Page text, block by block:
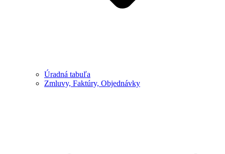
Úradná tabuľa
Zmluvy, Faktúry, Objednávky